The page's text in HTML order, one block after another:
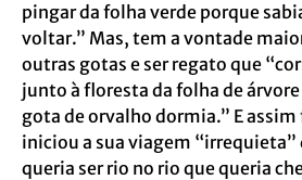
pingar da folha verde porque
voltar.” Mas, tem a vontade
outras gotas e ser regato que
junto à floresta da folha de
gota de orvalho dormia.” E
iniciou a sua viagem “irrequieta”
queria ser rio no rio que queria